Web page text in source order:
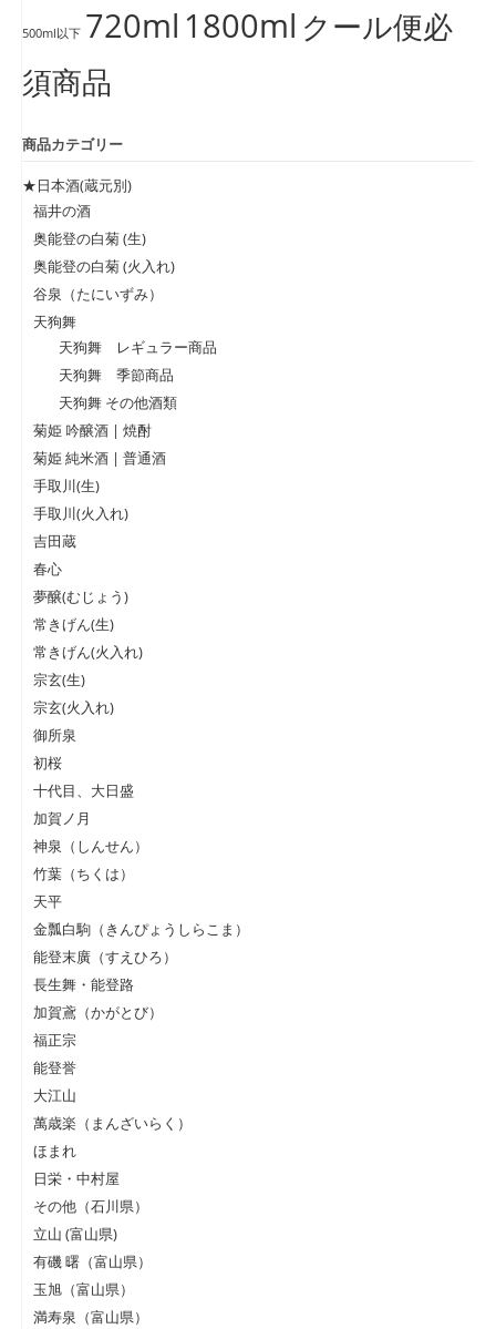
500ml以下 720ml 1800ml クール便必
須商品
商品カテゴリー
★日本酒(蔵元別)
福井の酒
奥能登の白菊 (生)
奥能登の白菊 (火入れ)
谷泉（たにいずみ）
天狗舞
天狗舞 レギュラー商品
天狗舞 季節商品
天狗舞 その他酒類
菊姫 吟醸酒 | 焼酎
菊姫 純米酒 | 普通酒
手取川(生)
手取川(火入れ)
吉田蔵
春心
夢醸(むじょう)
常きげん(生)
常きげん(火入れ)
宗玄(生)
宗玄(火入れ)
御所泉
初桜
十代目、大日盛
加賀ノ月
神泉（しんせん）
竹葉（ちくは）
天平
金瓢白駒（きんぴょうしらこま）
能登末廣（すえひろ）
長生舞・能登路
加賀鳶（かがとび）
福正宗
能登誉
大江山
萬歳楽（まんざいらく）
ほまれ
日栄・中村屋
その他（石川県）
立山 (富山県)
有磯 曙（富山県）
玉旭（富山県）
満寿泉（富山県）